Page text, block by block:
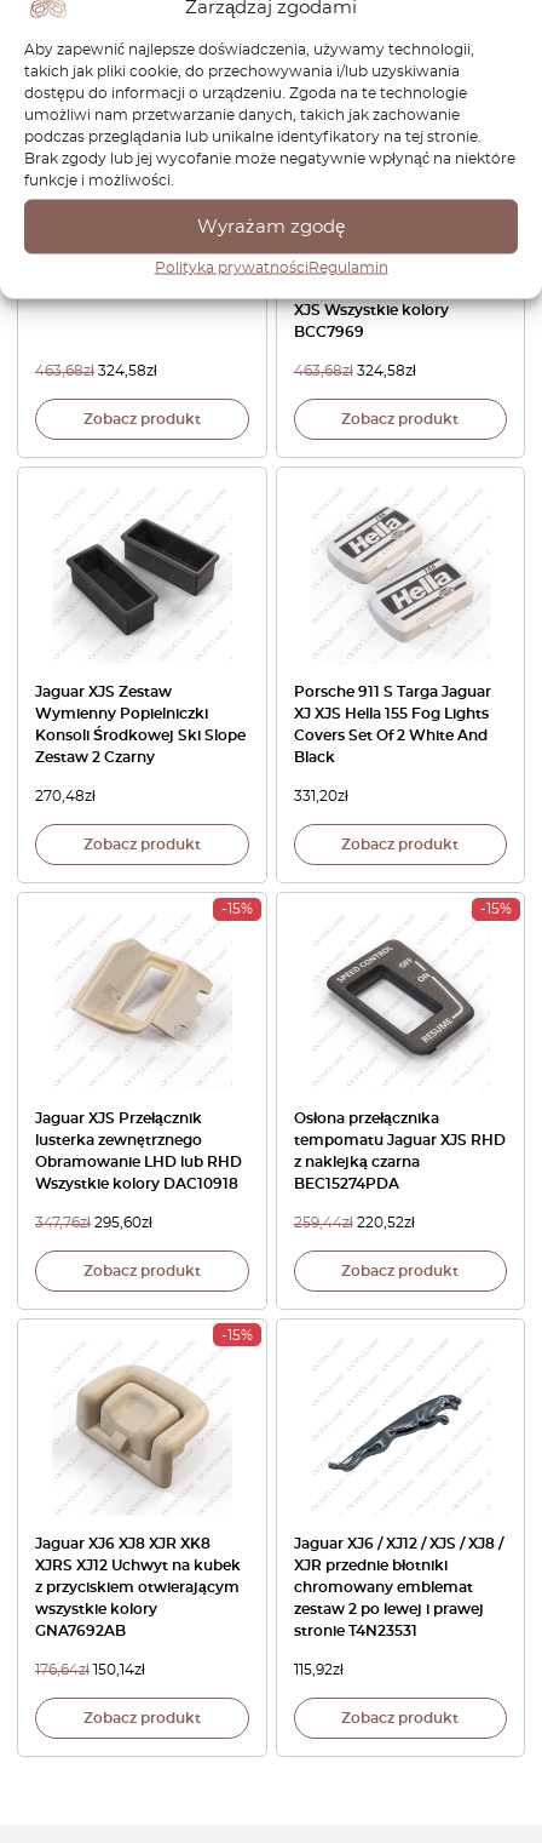
Zarządzaj zgodami
Aby zapewnić najlepsze doświadczenia, używamy technologii,
takich jak pliki cookie, do przechowywania i/lub uzyskiwania
dostępu do informacji o urządzeniu. Zgoda na te technologie
umożliwi nam przetwarzanie danych, takich jak zachowanie
podczas przeglądania lub unikalne identyfikatory na tej stronie.
Brak zgody lub jej wycofanie może negatywnie wpłynąć na niektóre
funkcje i możliwości.
Wyrażam zgodę
Polityka prywatności Regulamin
-30%
Emblemat tylny Jaguar XJS
463,68zł 324,58zł
Zobacz produkt
Wewnętrzna osłona
XJS Wszystkie kolory
BCC7969
463,68zł 324,58zł
Zobacz produkt
Jaguar XJS Zestaw
Wymienny Popielniczki
Konsoli Środkowej Ski Slope
Zestaw 2 Czarny
270,48zł
Zobacz produkt
Porsche 911 S Targa Jaguar
XJ XJS Hella 155 Fog Lights
Covers Set Of 2 White And
Black
331,20zł
Zobacz produkt
-15%
Jaguar XJS Przełącznik
lusterka zewnętrznego
Obramowanie LHD lub RHD
Wszystkie kolory DAC10918
347,76zł 295,60zł
Zobacz produkt
-15%
Osłona przełącznika
tempomatu Jaguar XJS RHD
z naklejką czarna
BEC15274PDA
259,44zł 220,52zł
Zobacz produkt
-15%
Jaguar XJ6 XJ8 XJR XK8
XJRS XJ12 Uchwyt na kubek
z przyciskiem otwierającym
wszystkie kolory
GNA7692AB
176,64zł 150,14zł
Zobacz produkt
Jaguar XJ6 / XJ12 / XJS / XJ8 /
XJR przednie błotniki
chromowany emblemat
zestaw 2 po lewej i prawej
stronie T4N23531
115,92zł
Zobacz produkt